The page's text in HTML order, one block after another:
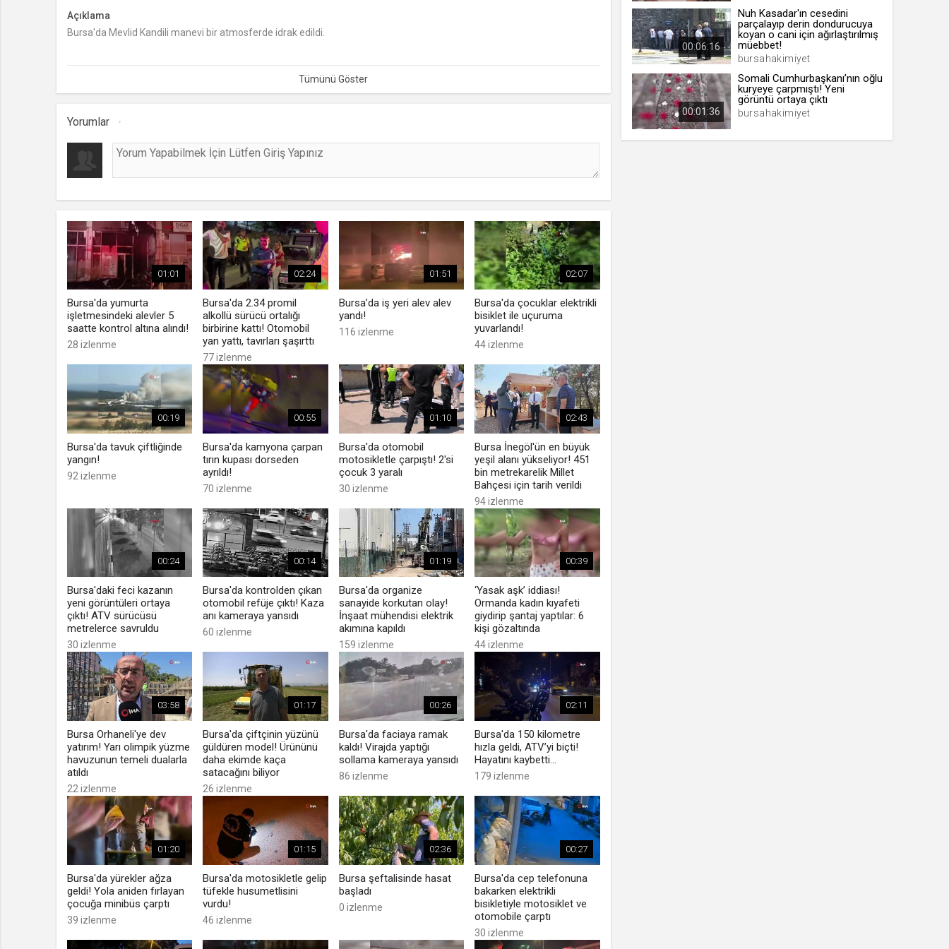
Açıklama
Bursa'da Mevlid Kandili manevi bir atmosferde idrak edildi.
Yorumlar
01:01
Bursa'da yumurta
işletmesindeki alevler 5
saatte kontrol altına alındı!
28 izlenme
02:24
Bursa'da 2.34 promil
alkollü sürücü ortalığı
birbirine kattı! Otomobil
yan yattı, tavırları şaşırttı
77 izlenme
01:51
Bursa’da iş yeri alev alev
yandı!
116 izlenme
02:07
Bursa'da çocuklar elektrikli
bisiklet ile uçuruma
yuvarlandı!
44 izlenme
00:19
Bursa'da tavuk çiftliğinde
yangın!
92 izlenme
00:55
Bursa'da kamyona çarpan
tırın kupası dorseden
ayrıldı!
70 izlenme
01:10
Bursa'da otomobil
motosikletle çarpıştı! 2'si
çocuk 3 yaralı
30 izlenme
02:43
Bursa İnegöl'ün en büyük
yeşil alanı yükseliyor! 451
bin metrekarelik Millet
Bahçesi için tarih verildi
94 izlenme
00:24
Bursa'daki feci kazanın
yeni görüntüleri ortaya
çıktı! ATV sürücüsü
metrelerce savruldu
30 izlenme
00:14
Bursa'da kontrolden çıkan
otomobil refüje çıktı! Kaza
anı kameraya yansıdı
60 izlenme
01:19
Bursa'da organize
sanayide korkutan olay!
İnşaat mühendisi elektrik
akımına kapıldı
159 izlenme
00:39
‘Yasak aşk’ iddiası!
Ormanda kadın kıyafeti
giydirip şantaj yaptılar: 6
kişi gözaltında
44 izlenme
03:58
Bursa Orhaneli'ye dev
yatırım! Yarı olimpik yüzme
havuzunun temeli dualarla
atıldı
22 izlenme
01:17
Bursa'da çiftçinin yüzünü
güldüren model! Ürününü
daha ekimde kaça
satacağını biliyor
26 izlenme
00:26
Bursa'da faciaya ramak
kaldı! Virajda yaptığı
sollama kameraya yansıdı
86 izlenme
02:11
Bursa'da 150 kilometre
hızla geldi, ATV’yi biçti!
Hayatını kaybetti...
179 izlenme
01:20
Bursa'da yürekler ağza
geldi! Yola aniden fırlayan
çocuğa minibüs çarptı
39 izlenme
01:15
Bursa'da motosikletle gelip
tüfekle husumetlisini
vurdu!
46 izlenme
02:36
Bursa şeftalisinde hasat
başladı
0 izlenme
00:27
Bursa'da cep telefonuna
bakarken elektrikli
bisikletiyle motosiklet ve
otomobile çarptı
30 izlenme
00:06:16
Nuh Kasadar'ın cesedini
parçalayıp derin dondurucuya
koyan o cani için ağırlaştırılmış
müebbet!
bursahakimiyet
00:01:36
Somali Cumhurbaşkanı’nın oğlu
kuryeye çarpmıştı! Yeni
görüntü ortaya çıktı
bursahakimiyet